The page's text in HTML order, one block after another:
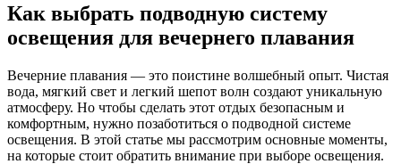
Как выбрать подводную систему
освещения для вечернего плавания
Вечерние плавания — это поистине волшебный опыт. Чистая
вода, мягкий свет и легкий шепот волн создают уникальную
атмосферу. Но чтобы сделать этот отдых безопасным и
комфортным, нужно позаботиться о подводной системе
освещения. В этой статье мы рассмотрим основные моменты,
на которые стоит обратить внимание при выборе освещения.